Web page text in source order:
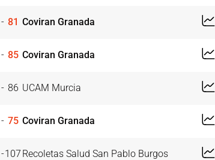
- 81 Coviran Granada
- 85 Coviran Granada
- 86 UCAM Murcia
- 75 Coviran Granada
-107 Recoletas Salud San Pablo Burgos